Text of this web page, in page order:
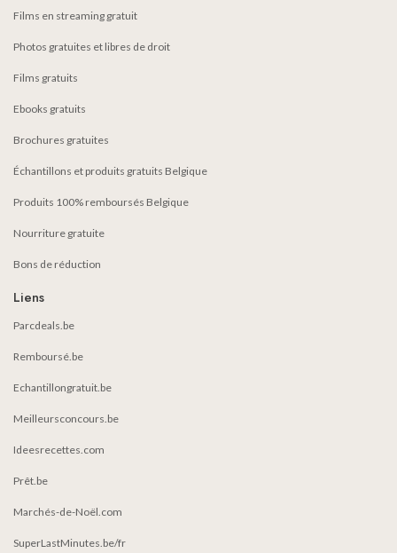
Films en streaming gratuit
Photos gratuites et libres de droit
Films gratuits
Ebooks gratuits
Brochures gratuites
Échantillons et produits gratuits Belgique
Produits 100% remboursés Belgique
Nourriture gratuite
Bons de réduction
Liens
Parcdeals.be
Remboursé.be
Echantillongratuit.be
Meilleursconcours.be
Ideesrecettes.com
Prêt.be
Marchés-de-Noël.com
SuperLastMinutes.be/fr